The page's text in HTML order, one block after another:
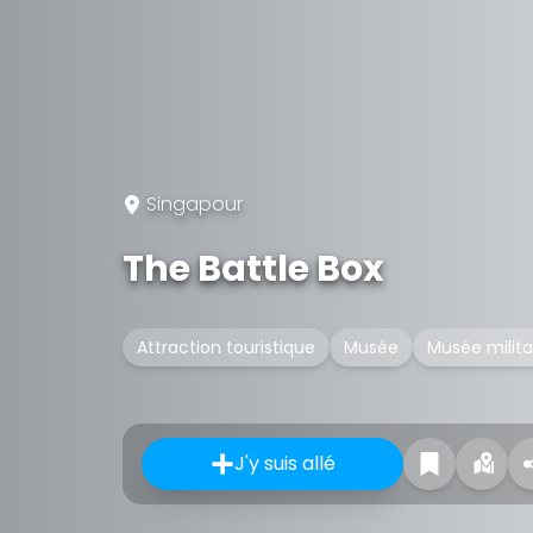
Singapour
The Battle Box
Attraction touristique Musée Musée
J'y suis allé